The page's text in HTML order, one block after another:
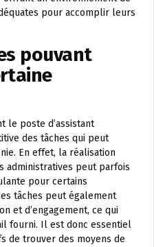
pour accomplir leurs
pouvant
le poste d’assistant
des tâches qui peut
En effet, la réalisation
administratives peut parfois
pour certains
tâches peut également
et d’engagement, ce qui
fourni. Il est donc essentiel
de trouver des moyens de